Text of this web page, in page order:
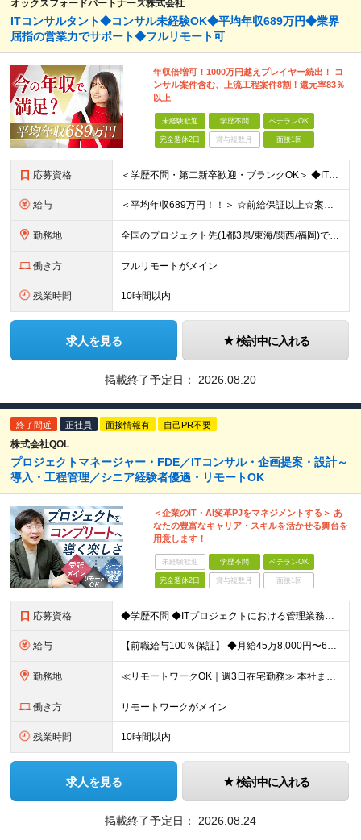
オックスフォードパートナーズ株式会社
ITコンサルタント◆コンサル未経験OK◆平均年収689万円◆業界
屈指の営業力でサポート◆フルリモート可
年収倍増可！1000万円越えプレイヤー続出！ コ
ンサル案件含む、上流工程案件8割！還元率83％
以上
未経験歓迎 学歴不問 ベテランOK
完全週休2日 賞与複数月 面接1回
応募資格 ＜学歴不問・第二新卒歓迎・ブランクOK＞ ◆IT業界での実務経験（2年以上） ※アプリ・インフラ等の領域は不問 【歓迎条件】 ◎コンサルティングファームでの実務経験 ◎SIにおける上流工程
給与 ＜平均年収689万円！！＞ ☆前給保証以上☆案件待機期間も給与保証あり☆ 月給40万円～150万円（固定残業代含む） ※経験や能力を考慮し決定します ※試用期間6ヶ月あり。条件や待遇に差異はありません
勤務地 全国のプロジェクト先(1都3県/東海/関西/福岡)での勤務となります。 ★全国から参画可能な案件あり！ ★リモートワーク・リモート併用・常駐案件すべてあり！ ★転居を伴う転勤はナシ ┗1人1人の働き
働き方 フルリモートがメイン
残業時間 10時間以内
求人を見る 検討中に入れる
掲載終了予定日： 2026.08.20
終了間近 正社員 面接情報有 自己PR不要
株式会社QOL
プロジェクトマネージャー・FDE／ITコンサル・企画提案・設計～
導入・工程管理／シニア経験者優遇・リモートOK
＜企業のIT・AI変革PJをマネジメントする＞ あ
なたの豊富なキャリア・スキルを活かせる舞台を
用意します！
未経験歓迎 学歴不問 ベテランOK
完全週休2日 賞与複数月 面接1回
応募資格 ◆学歴不問 ◆ITプロジェクトにおける管理業務または上流工程（要件定義・提案）の経験 ＜こんな方におすすめです！＞ ・長期/大規模プロジェクトで腰を据えて取り組みたい方 ・裁量の大きい環境で働きたい
給与 【前職給与100％保証】 ◆⽉給45万8,000円〜66万6,000円以上 ＋ 業績(決算)賞与 ┗⼊社時の想定年収：520万円〜700万円以上 ※上記の金額は、あくまで当社希望求人の基準提示額で
勤務地 ≪リモートワークOK｜週3日在宅勤務≫ 本社またはプロジェクト先での勤務となります。 ※請負案件が多く、自社内での出社×リモートのハイブリッドワークが主体です！ 【本社】 東京都港区西新橋3-5-9
働き方 リモートワークがメイン
残業時間 10時間以内
求人を見る 検討中に入れる
掲載終了予定日： 2026.08.24